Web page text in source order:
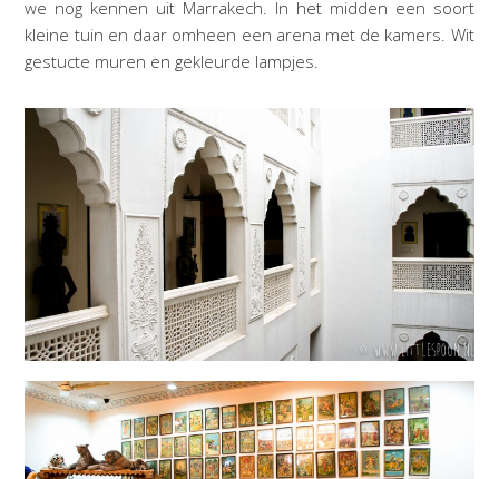
we nog kennen uit Marrakech. In het midden een soort
kleine tuin en daar omheen een arena met de kamers. Wit
gestucte muren en gekleurde lampjes.